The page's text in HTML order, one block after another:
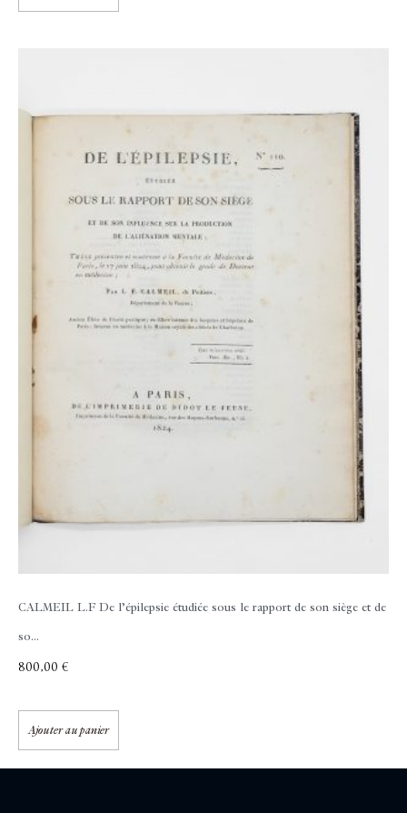
CALMEIL L.F De l’épilepsie étudiée sous le rapport de son siège et de
so...
800,00 €
Ajouter au panier